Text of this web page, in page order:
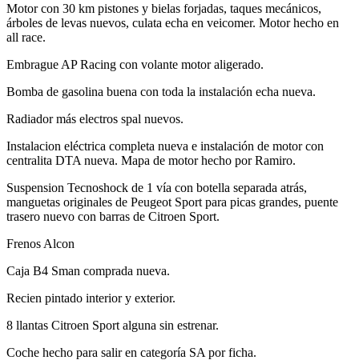
Motor con 30 km pistones y bielas forjadas, taques mecánicos,
árboles de levas nuevos, culata echa en veicomer. Motor hecho en
all race.
Embrague AP Racing con volante motor aligerado.
Bomba de gasolina buena con toda la instalación echa nueva.
Radiador más electros spal nuevos.
Instalacion eléctrica completa nueva e instalación de motor con
centralita DTA nueva. Mapa de motor hecho por Ramiro.
Suspension Tecnoshock de 1 vía con botella separada atrás,
manguetas originales de Peugeot Sport para picas grandes, puente
trasero nuevo con barras de Citroen Sport.
Frenos Alcon
Caja B4 Sman comprada nueva.
Recien pintado interior y exterior.
8 llantas Citroen Sport alguna sin estrenar.
Coche hecho para salir en categoría SA por ficha.